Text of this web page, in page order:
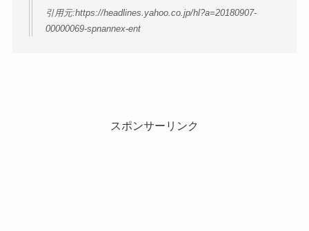
引用元:https://headlines.yahoo.co.jp/hl?a=20180907-
00000069-spnannex-ent
スポンサーリンク